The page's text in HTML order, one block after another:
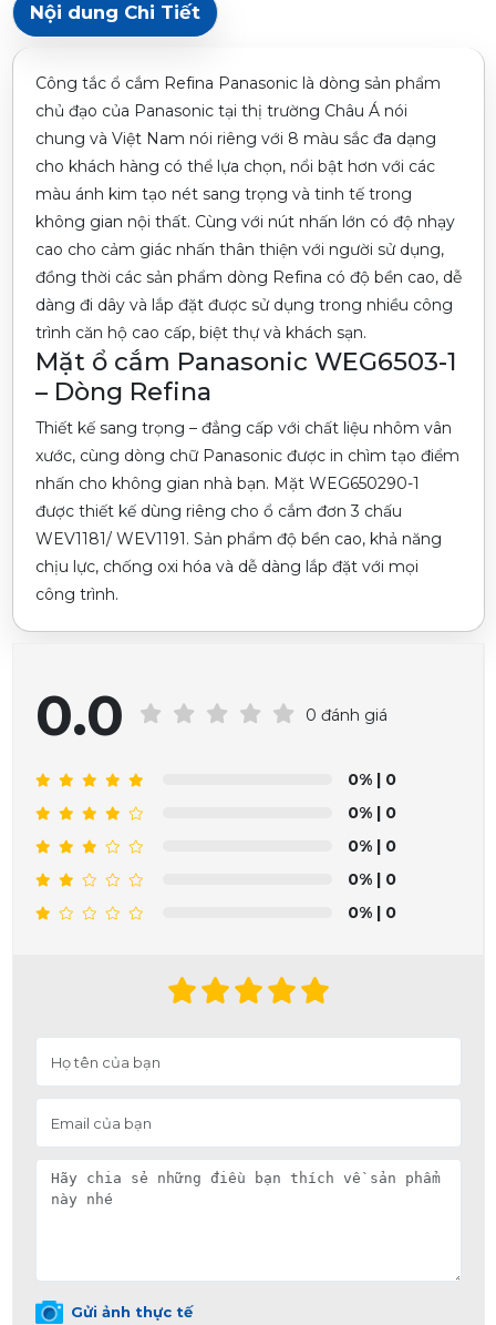
Nội dung Chi Tiết
Công tắc ổ cắm Refina Panasonic là dòng sản phẩm
chủ đạo của Panasonic tại thị trường Châu Á nói
chung và Việt Nam nói riêng với 8 màu sắc đa dạng
cho khách hàng có thể lựa chọn, nổi bật hơn với các
màu ánh kim tạo nét sang trọng và tinh tế trong
không gian nội thất. Cùng với nút nhấn lớn có độ nhạy
cao cho cảm giác nhấn thân thiện với người sử dụng,
đồng thời các sản phẩm dòng Refina có độ bền cao, dễ
dàng đi dây và lắp đặt được sử dụng trong nhiều công
trình căn hộ cao cấp, biệt thự và khách sạn.
Mặt ổ cắm Panasonic WEG6503-1
– Dòng Refina
Thiết kế sang trọng – đẳng cấp với chất liệu nhôm vân
xước, cùng dòng chữ Panasonic được in chìm tạo điểm
nhấn cho không gian nhà bạn. Mặt WEG650290-1
được thiết kế dùng riêng cho ổ cắm đơn 3 chấu
WEV1181/ WEV1191. Sản phẩm độ bền cao, khả năng
chịu lực, chống oxi hóa và dễ dàng lắp đặt với mọi
công trình.
0.0 0 đánh giá
0% | 0
0% | 0
0% | 0
0% | 0
0% | 0
Gửi ảnh thực tế